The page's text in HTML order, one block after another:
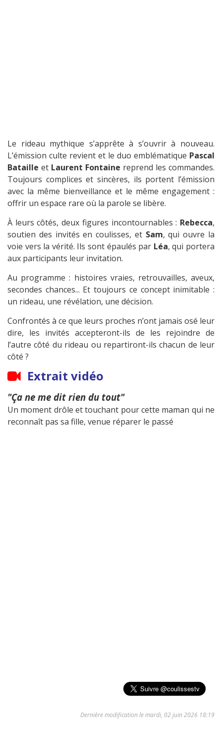
Le rideau mythique s’apprête à s’ouvrir à nouveau.
L’émission culte revient et le duo emblématique Pascal
Bataille et Laurent Fontaine reprend les commandes.
Toujours complices et sincères, ils portent l’émission
avec la même bienveillance et le même engagement :
offrir un espace rare où la parole se libère.
À leurs côtés, deux figures incontournables : Rebecca,
soutien des invités en coulisses, et Sam, qui ouvre la
voie vers la vérité. Ils sont épaulés par Léa, qui portera
aux participants leur invitation.
Au programme : histoires vraies, retrouvailles, aveux,
secondes chances... Et toujours ce concept inimitable :
un rideau, une révélation, une décision.
Confrontés à ce que leurs proches n’ont jamais osé leur
dire, les invités accepteront-ils de les rejoindre de
l’autre côté du rideau ou repartiront-ils chacun de leur
côté ?
Extrait vidéo
"Ça ne me dit rien du tout"
Un moment drôle et touchant pour cette maman qui ne
reconnaît pas sa fille, venue réparer le passé
Dernière modification le mardi, 02 juin 2026 18:19